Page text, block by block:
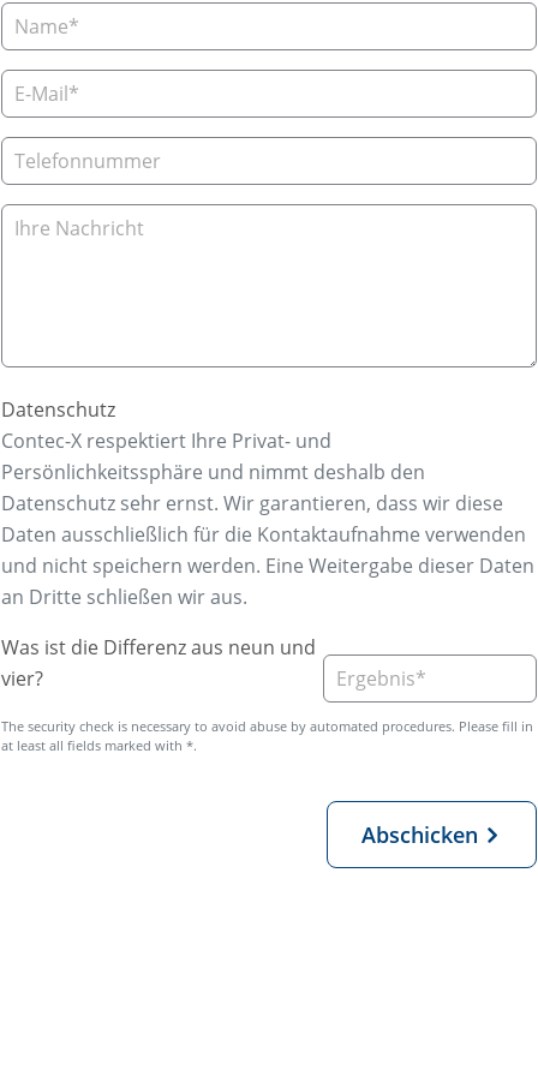
Datenschutz
Contec-X respektiert Ihre Privat- und
Persönlichkeitssphäre und nimmt deshalb den
Datenschutz sehr ernst. Wir garantieren, dass wir diese
Daten ausschließlich für die Kontaktaufnahme verwenden
und nicht speichern werden. Eine Weitergabe dieser Daten
an Dritte schließen wir aus.
Was ist die Differenz aus neun und
vier?
Abschicken